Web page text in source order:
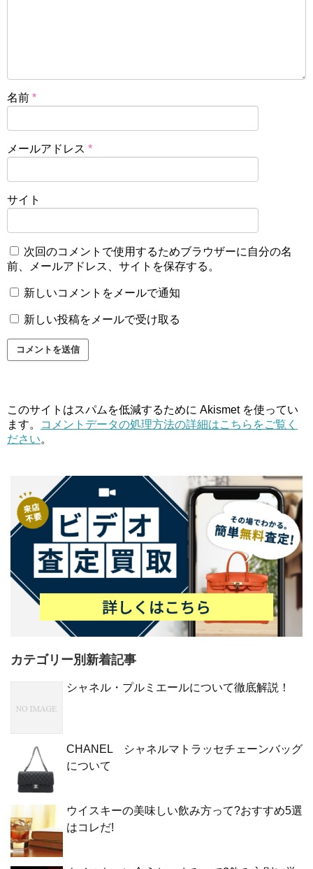
名前 *
メールアドレス *
サイト
次回のコメントで使用するためブラウザーに自分の名
前、メールアドレス、サイトを保存する。
新しいコメントをメールで通知
新しい投稿をメールで受け取る
このサイトはスパムを低減するために Akismet を使ってい
ます。
コメントデータの処理方法の詳細はこちらをご覧く
ださい。
カテゴリー別新着記事
シャネル・プルミエールについて徹底解説！
CHANEL シャネルマトラッセチェーンバッグ
について
ウイスキーの美味しい飲み方って?おすすめ5選
はコレだ!